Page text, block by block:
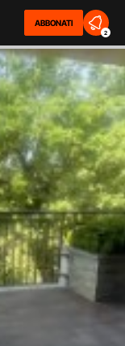
ABBONATI
2